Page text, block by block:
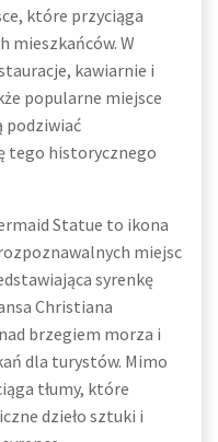
które przyciąga
mieszkańców. W
kawiarnie i
popularne miejsce
podziwiać
tego historycznego
Statue to ikona
miejsc
syrenkę
Christiana
brzegiem morza i
dla turystów. Mimo
tłumy, które
dzieło sztuki i